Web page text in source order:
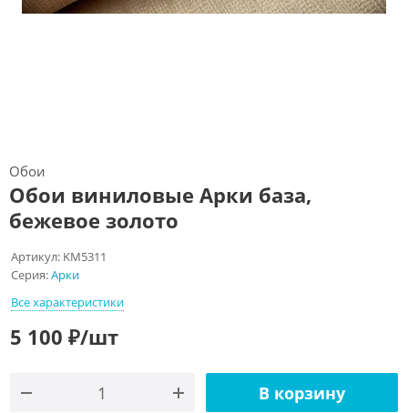
Обои
Обои виниловые Арки база,
бежевое золото
Артикул: KM5311
Серия:Арки
Все характеристики
5 100 ₽/шт
В корзину